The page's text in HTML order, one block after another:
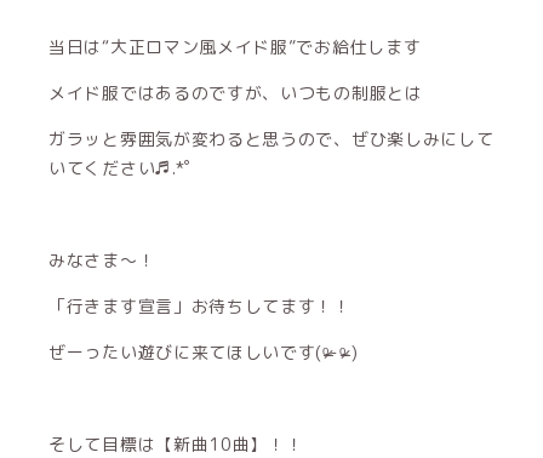
当日は“大正ロマン風メイド服”でお給仕します
メイド服ではあるのですが、いつもの制服とは
ガラッと雰囲気が変わると思うので、ぜひ楽しみにして
いてください♬.*ﾟ
みなさま〜！
「行きます宣言」お待ちしてます！！
ぜーったい遊びに来てほしいです(ᵒ̴̶̷‪-ᵒ̴̶̷ )
そして目標は【新曲10曲】！！